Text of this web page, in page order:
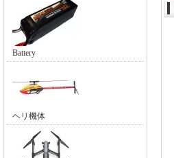
Battery
ヘリ機体